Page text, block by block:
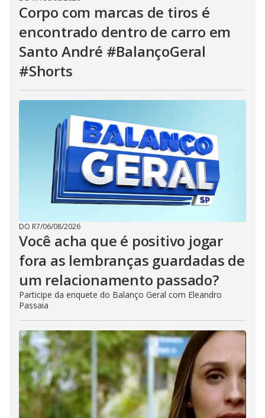
Corpo com marcas de tiros é
encontrado dentro de carro em
Santo André #BalançoGeral
#Shorts
DO R7/06/08/2026
Você acha que é positivo jogar
fora as lembranças guardadas de
um relacionamento passado?
Participe da enquete do Balanço Geral com Eleandro
Passaia